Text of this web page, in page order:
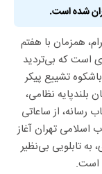
شده است.
همزمان با هفتم
است که بی‌تردید
تشییع پیکر
بلندپایه نظامی،
از ساعاتی
اسلامی تهران آغاز
تابلویی بی‌نظیر
است.